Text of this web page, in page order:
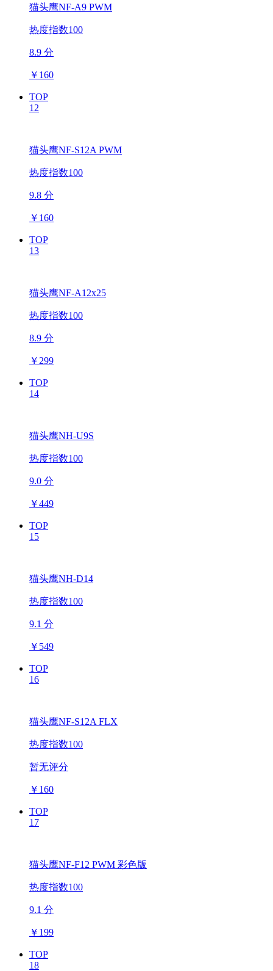
猫头鹰NF-A9 PWM
热度指数100
8.9 分
￥ 160
TOP
12
猫头鹰NF-S12A PWM
热度指数100
9.8 分
￥ 160
TOP
13
猫头鹰NF-A12x25
热度指数100
8.9 分
￥ 299
TOP
14
猫头鹰NH-U9S
热度指数100
9.0 分
￥449
TOP
15
猫头鹰NH-D14
热度指数100
9.1 分
￥ 549
TOP
16
猫头鹰NF-S12A FLX
热度指数100
暂无评分
￥ 160
TOP
17
猫头鹰NF-F12 PWM 彩色版
热度指数100
9.1 分
￥ 199
TOP
18